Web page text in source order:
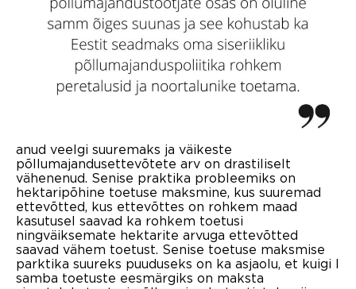
anud veelgi suuremaks ja väikeste
põllumajandusettevõtete arv on drastiliselt
vähenenud. Senise praktika probleemiks on
hektaripõhine toetuse maksmine, kus suuremad
ettevõtted, kus ettevõttes on rohkem maad
kasutusel saavad ka rohkem toetusi
ningväiksemate hektarite arvuga ettevõtted
saavad vähem toetust. Senise toetuse maksmise
parktika suureks puuduseks on ka asjaolu, et kuigi I
samba toetuste eesmärgiks on maksta